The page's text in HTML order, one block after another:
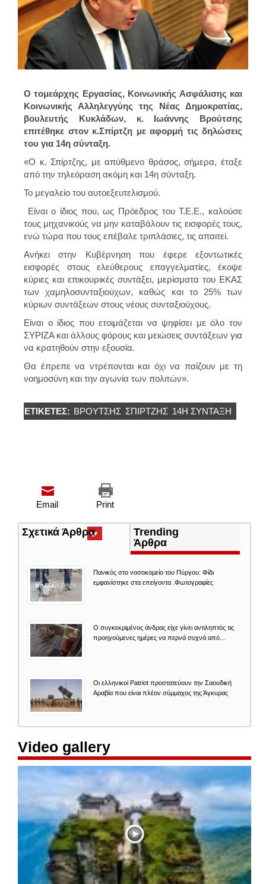
Ο τομεάρχης Εργασίας, Κοινωνικής Ασφάλισης και
Κοινωνικής Αλληλεγγύης της Νέας Δημοκρατίας,
βουλευτής Κυκλάδων, κ. Ιωάννης Βρούτσης
επιτέθηκε στον κ.Σπίρτζη με αφορμή τις δηλώσεις
του για 14η σύνταξη.
«Ο κ. Σπίρτζης, με απύθμενο θράσος, σήμερα, έταξε
από την τηλεόραση ακόμη και 14η σύνταξη.
Το μεγαλείο του αυτοεξευτελισμού.
Είναι ο ίδιος που, ως Πρόεδρος του Τ.Ε.Ε., καλούσε
τους μηχανικούς να μην καταβάλουν τις εισφορές τους,
ενώ τώρα που τους επέβαλε τριπλάσιες, τις απαιτεί.
Ανήκει στην Κυβέρνηση που έφερε εξοντωτικές
εισφορές στους ελεύθερους επαγγελματίες, έκοψε
κύριες και επικουρικές συντάξει, μερίσματα του ΕΚΑΣ
των χαμηλοσυνταξιούχων, καθώς και το 25% των
κύριων συντάξεων στους νέους συνταξιούχους.
Είναι ο ίδιος που ετοιμάζεται να ψηφίσει με όλο τον
ΣΥΡΙΖΑ και άλλους φόρους και μειώσεις συντάξεων για
να κρατηθούν στην εξουσία.
Θα έπρεπε να ντρέπονται και όχι να παίζουν με τη
νοημοσύνη και την αγωνία των πολιτών».
ΕΤΙΚΈΤΕΣ: ΒΡΟΥΤΣΗΣ ΣΠΙΡΤΖΗΣ 14Η ΣΥΝΤΑΞΗ
Print
Email
Σχετικά Άρθρα(ενεργή
καρτέλα)
Trending
Άρθρα
Πανικός στο νοσοκομείο του Πύργου: Φίδι
εμφανίστηκε στα επείγοντα .Φωτογραφίες
Ο συγκεκριμένος άνδρας είχε γίνει αντιληπτός τις
προηγούμενες ημέρες να περνά συχνά από...
Οι ελληνικοί Patriot προστατεύουν την Σαουδική
Αραβία που είναι πλέον σύμμαχος της Άγκυρας
Video gallery